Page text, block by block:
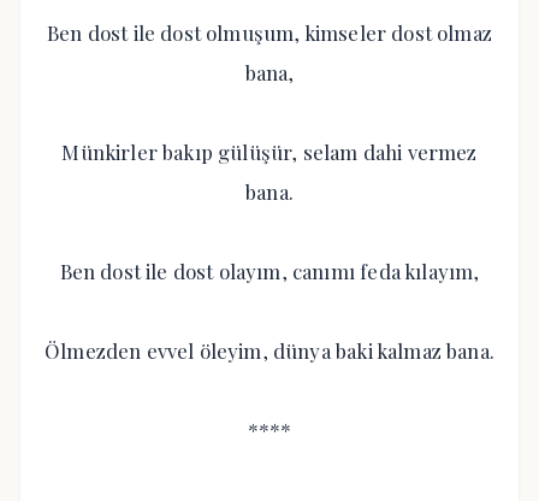
Ben dost ile dost olmuşum, kimseler dost olmaz
bana,
Münkirler bakıp gülüşür, selam dahi vermez
bana.
Ben dost ile dost olayım, canımı feda kılayım,
Ölmezden evvel öleyim, dünya baki kalmaz bana.
****